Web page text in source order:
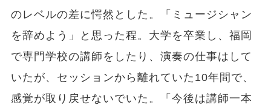
のレベルの差に愕然とした。「ミュージシャン
を辞めよう」と思った程。大学を卒業し、福岡
で専門学校の講師をしたり、演奏の仕事はして
いたが、セッションから離れていた10年間で、
感覚が取り戻せないでいた。「今後は講師一本